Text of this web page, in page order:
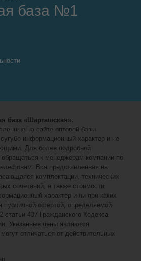
база №1
база «Шарташская».
на сайте оптовой базы
информационный характер и не
Для более подробной
к менеджерам компании по
Вся представленная на
комплектации, технических
сочетаний, а также стоимости
характер и ни при каких
публичной офертой, определяемой
статьи 437 Гражданского Кодекса
Указанные цены являются
отличаться от действительных